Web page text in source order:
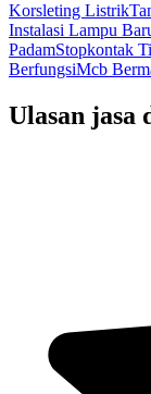
Korsleting Listrik
Instalasi Lampu
PadamStopkontak
BerfungsiMcb
Ulasan jasa